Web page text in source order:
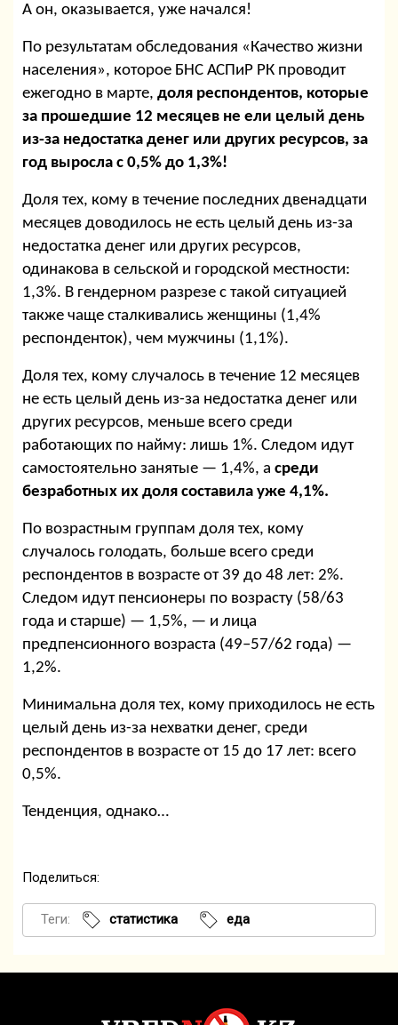
А он, оказывается, уже начался!
По результатам обследования «Качество жизни
населения», которое БНС АСПиР РК проводит
ежегодно в марте, доля респондентов, которые
за прошедшие 12 месяцев не ели целый день
из-за недостатка денег или других ресурсов, за
год выросла с 0,5% до 1,3%!
Доля тех, кому в течение последних двенадцати
месяцев доводилось не есть целый день из-за
недостатка денег или других ресурсов,
одинакова в сельской и городской местности:
1,3%. В гендерном разрезе с такой ситуацией
также чаще сталкивались женщины (1,4%
респонденток), чем мужчины (1,1%).
Доля тех, кому случалось в течение 12 месяцев
не есть целый день из-за недостатка денег или
других ресурсов, меньше всего среди
работающих по найму: лишь 1%. Следом идут
самостоятельно занятые — 1,4%, а среди
безработных их доля составила уже 4,1%.
По возрастным группам доля тех, кому
случалось голодать, больше всего среди
респондентов в возрасте от 39 до 48 лет: 2%.
Следом идут пенсионеры по возрасту (58/63
года и старше) — 1,5%, — и лица
предпенсионного возраста (49–57/62 года) —
1,2%.
Минимальна доля тех, кому приходилось не есть
целый день из-за нехватки денег, среди
респондентов в возрасте от 15 до 17 лет: всего
0,5%.
Тенденция, однако…
Поделиться:
Теги: статистика еда